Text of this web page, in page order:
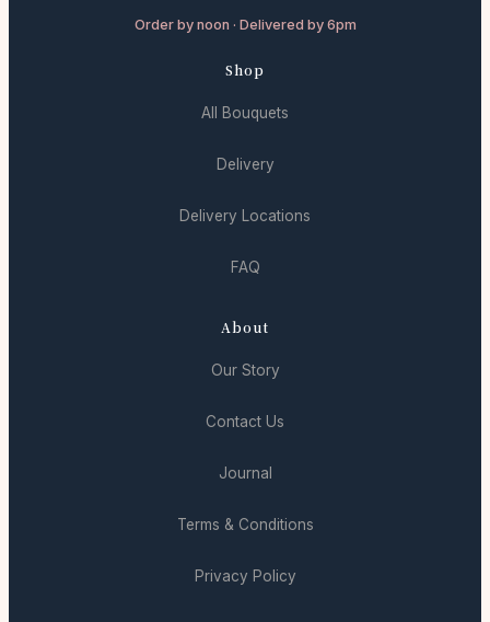
Order by noon · Delivered by 6pm
Shop
All Bouquets
Delivery
Delivery Locations
FAQ
About
Our Story
Contact Us
Journal
Terms & Conditions
Privacy Policy